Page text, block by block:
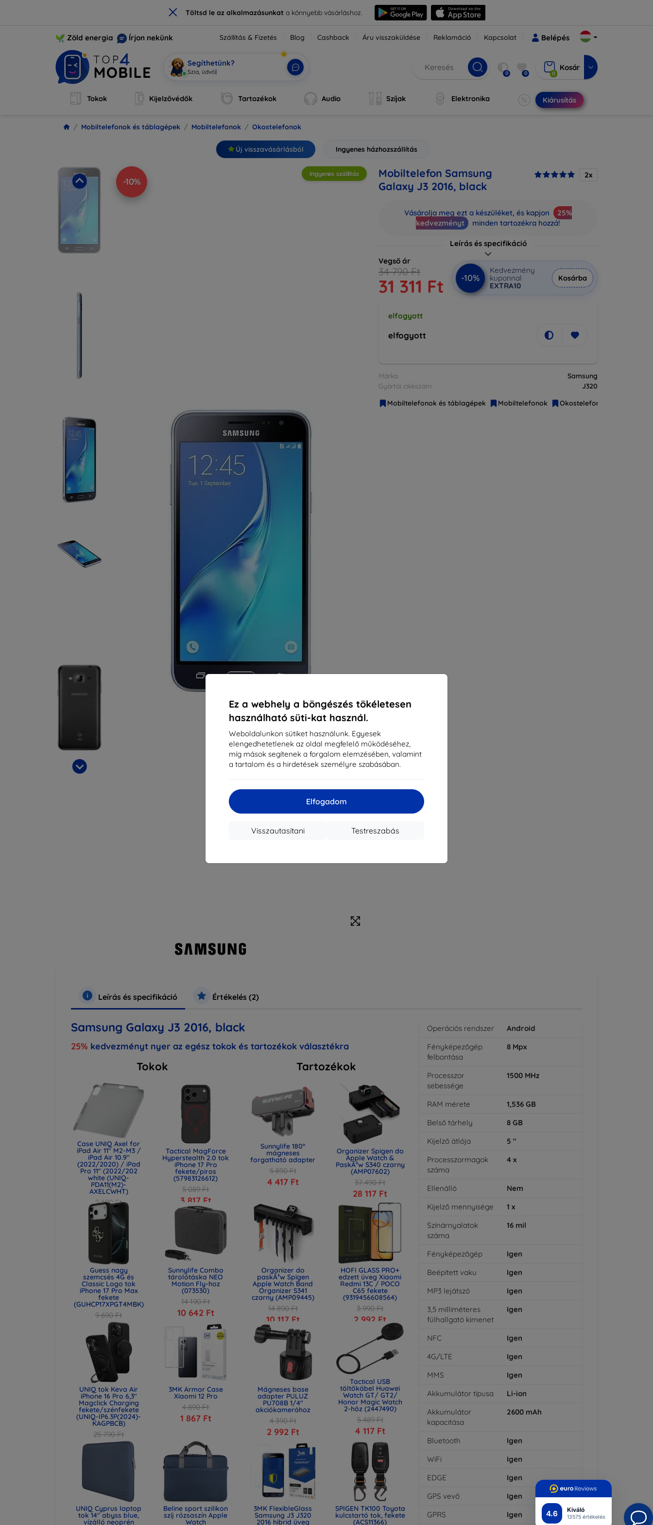
× Töltsd le az alkalmazásunkata könnyebb vásárláshoz.
4.6 Kiváló
13575 értékelés
Ez a webhely a böngészés tökéletesen
használható süti-kat használ.
Weboldalunkon sütiket használunk. Egyesek
elengedhetetlenek az oldal megfelelő működéséhez,
míg mások segítenek a forgalom elemzésében, valamint
a tartalom és a hirdetések személyre szabásában.
Elfogadom
Testreszabás
Visszautasítani
Zöld energia Írjon nekünk Szállítás & Fizetés Blog Cashback Áru visszaküldése Reklamáció Kapcsolat Belépés
Segíthetünk?
Mobi vagyok, 0 0 0
Kosár
Tokok Kijelzővédők Tartozékok Audio Szíjak Elektronika Kiárusítás
Mobiltelefonok és táblagépek Mobiltelefonok Okostelefonok
Új visszavásárlásból Ingyenes házhozszállítás
-10%
Ingyenes szállítás
Mobiltelefon Samsung
Galaxy J3 2016, black
2x
Vásárolja meg ezt a készüléket, és kapjon
25%
kedvezményt
minden tartozékra hozzá!
Leírás és specifikáció
Vegső ár
34 790 Ft
31 311 Ft -10%
Kedvezmény
kuponnal
EXTRA10
Kosárba
elfogyott
elfogyott
Márka
Samsung
Gyártói cikkszám
J320
Mobiltelefonok és táblagépek
Mobiltelefonok Okostelefonok
Leírás és specifikáció Értékelés (2)
Samsung Galaxy J3 2016, black
25% kedvezményt nyer az egész tokok és tartozékok választékra
Tokok
Case UNIQ Axel for
iPad Air 11" M2-M3 /
iPad Air 10.9"
(2022/2020) / iPad
Pro 11" (2022/202
white (UNIQ-
PDA11(M2)-
AXELCWHT)
9 690 Ft
7 267 Ft
Tactical MagForce
Hyperstealth 2.0 tok
iPhone 17 Pro
fekete/piros
(57983126612)
5 089 Ft
3 817 Ft
Guess nagy
szemcsés 4G és
Classic Logo tok
iPhone 17 Pro Max
fekete
(GUHCP17XPGT4MBK)
9 690 Ft
7 267 Ft
Sunnylife Combo
tárolótáska NEO
Motion Fly-hoz
(073530)
14 190 Ft
10 642 Ft
UNIQ tok Keva Air
iPhone 16 Pro 6,3"
Magclick Charging
fekete/szénfekete
(UNIQ-IP6.3P(2024)-
KAGPBCB)
25 790 Ft
19 342 Ft
3MK Armor Case
Xiaomi 12 Pro
4 890 Ft
1 867 Ft
UNIQ Cyprus laptop
tok 14" abyss blue,
vízálló neoprén
Beline sport szilikon
szíj rózsaszín Apple
Watch
Tartozékok
Sunnylife 180°
mágneses
forgatható adapter
5 890 Ft
4 417 Ft
Organizer Spigen do
Apple Watch &
PaskÃ³w S340 czarny
(AMP07602)
37 490 Ft
28 117 Ft
Organizer do
paskÃ³w Spigen
Apple Watch Band
Organizer S341
czarny (AMP09445)
14 890 Ft
10 117 Ft
HOFI GLASS PRO+
edzett üveg Xiaomi
Redmi 13C / POCO
C65 fekete
(9319456608564)
3 990 Ft
2 992 Ft
Mágneses base
adapter PULUZ
PU708B 1/4"
akciókamerához
4 390 Ft
2 992 Ft
Tactical USB
töltőkábel Huawei
Watch GT/ GT2/
Honor Magic Watch
2-höz (2447490)
5 489 Ft
4 117 Ft
3MK FlexibleGlass
Samsung J3 J320
2016 hibrid üveg
SPIGEN TK100 Toyota
kulcstartó tok, fekete
(ACS11366)
Operációs rendszer
Android
Fényképezőgép
felbontása
8 Mpx
Processzor
sebessége
1500 MHz
RAM mérete 1,536 GB
Belső tárhely
8 GB
Kijelző átlója
5 "
Processzormagok
száma
4 x
Ellenálló
Nem
Kijelző mennyisége
1 x
Színárnyalatok
száma
16 mil
Fényképezőgép
Igen
Beépített vaku
Igen
MP3 lejátszó
Igen
3,5 milliméteres
fülhallgató kimenet
Igen
NFC
Igen
4G/LTE
Igen
MMS
Igen
Akkumulátor típusa
Li-ion
Akkumulátor
kapacitása
2600 mAh
Bluetooth
Igen
WiFi
Igen
EDGE
Igen
GPS vevő
Igen
GPRS
Igen